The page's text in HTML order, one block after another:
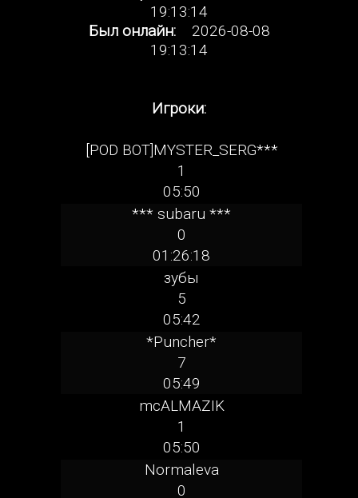
19:13:14
Был онлайн:2026-08-08
19:13:14
Игроки:
[POD BOT]MYSTER_SERG***
1
05:50
*** subaru ***
0
01:26:18
зубы
5
05:42
*Puncher*
7
05:49
mcALMAZIK
1
05:50
Normaleva
0